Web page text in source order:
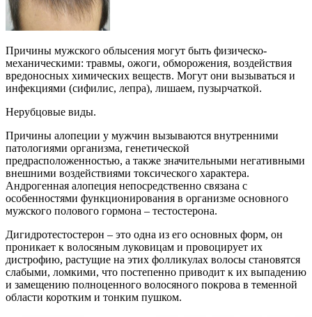
Причины мужского облысения могут быть физическо-
механическими: травмы, ожоги, обморожения, воздействия
вредоносных химических веществ. Могут они вызываться и
инфекциями (сифилис, лепра), лишаем, пузырчаткой.
Нерубцовые виды.
Причины алопеции у мужчин вызываются внутренними
патологиями организма, генетической
предрасположенностью, а также значительными негативными
внешними воздействиями токсического характера.
Андрогенная алопеция непосредственно связана с
особенностями функционирования в организме основного
мужского полового гормона – тестостерона.
Дигидротестостерон – это одна из его основных форм, он
проникает к волосяным луковицам и провоцирует их
дистрофию, растущие на этих фолликулах волосы становятся
слабыми, ломкими, что постепенно приводит к их выпадению
и замещению полноценного волосяного покрова в теменной
области коротким и тонким пушком.